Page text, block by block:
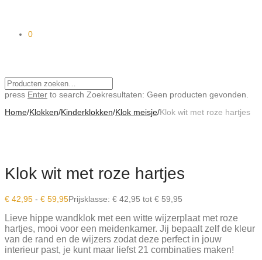
0
press Enter to search Zoekresultaten: Geen producten gevonden.
Home/Klokken/Kinderklokken/Klok meisje/Klok wit met roze hartjes
Klok wit met roze hartjes
€ 42,95 - € 59,95Prijsklasse: € 42,95 tot € 59,95
Lieve hippe wandklok met een witte wijzerplaat met roze
hartjes, mooi voor een meidenkamer. Jij bepaalt zelf de kleur
van de rand en de wijzers zodat deze perfect in jouw
interieur past, je kunt maar liefst 21 combinaties maken!